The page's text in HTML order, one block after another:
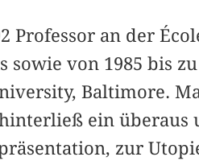
Professor an der
sowie von 1985 bis
Baltimore.
ein überaus
zur